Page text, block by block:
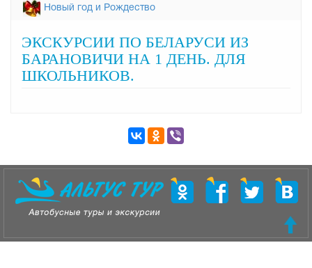
Новый год и Рождество
ЭКСКУРСИИ ПО БЕЛАРУСИ ИЗ
БАРАНОВИЧИ НА 1 ДЕНЬ. ДЛЯ
ШКОЛЬНИКОВ.